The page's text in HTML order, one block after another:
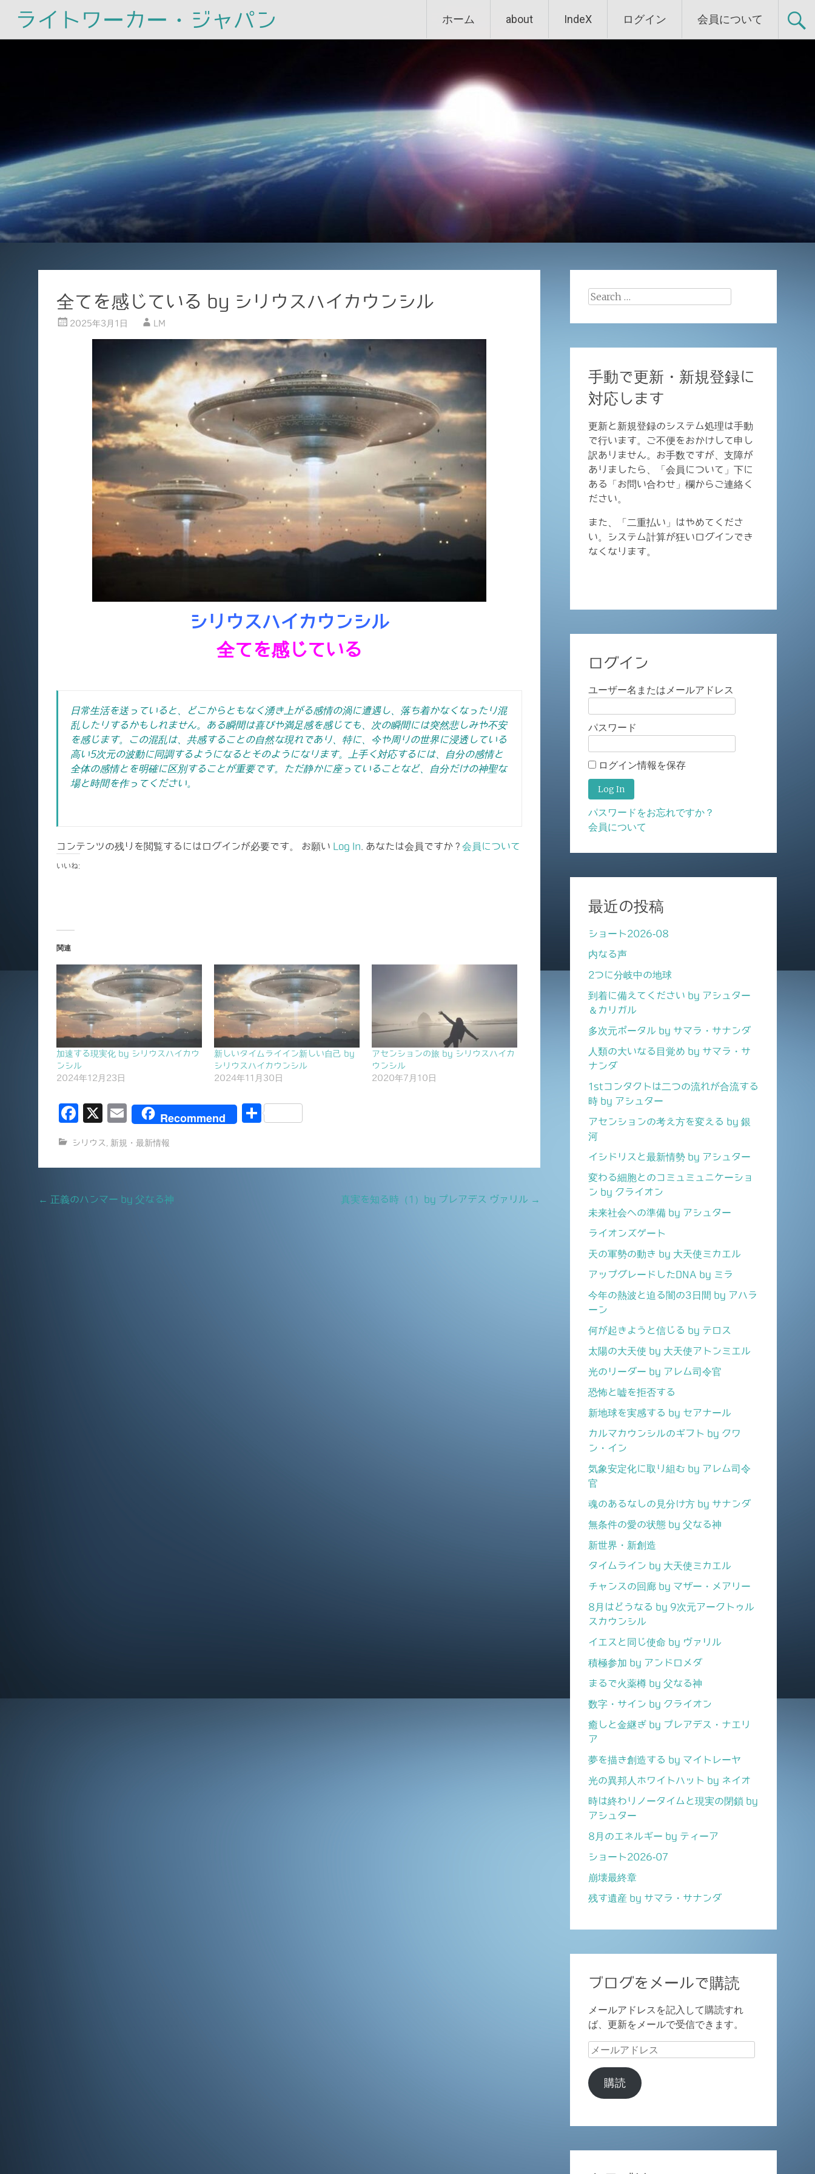
ライトワーカー・ジャパン
to
ホーム about IndeX ログイン 会員について
全てを感じている by シリウスハイカウンシル
2025年3月1日 LM
シリウスハイカウンシル
全てを感じている
日常生活を送っていると、どこからともなく湧き上がる感情の渦に遭遇し、落ち着かなくなったり混
乱したりするかもしれません。ある瞬間は喜びや満足感を感じても、次の瞬間には突然悲しみや不安
を感じます。この混乱は、共感することの自然な現れであり、特に、今や周りの世界に浸透している
高い5次元の波動に同調するようになるとそのようになります。上手く対応するには、自分の感情と
全体の感情とを明確に区別することが重要です。ただ静かに座っていることなど、自分だけの神聖な
場と時間を作ってください。
コンテンツの残りを閲覧するにはログインが必要です。 お願い Log In . あなたは会員ですか ? 会員について
いいね:
関連
加速する現実化 by シリウスハイカウ
ンシル
2024年12月23日
新しいタイムライイン新しい自己 by
シリウスハイカウンシル
2024年11月30日
アセンションの旅 by シリウスハイカ
ウンシル
2020年7月10日
F
c
e
X
E
ai
l
Recommend
共
シリウス 新規・最新情報
Post
← 正義のハンマー by 父なる神 真実を知る時（1）by プレアデス ヴァリル →
Search
手動で更新・新規登録に
対応します
更新と新規登録のシステム処理は手動
で行います。ご不便をおかけして申し
訳ありません。お手数ですが、支障が
ありましたら、「会員について」下に
ある「お問い合わせ」欄からご連絡く
ださい。
また、「二重払い」はやめてくださ
い。システム計算が狂いログインでき
なくなります。
ログイン
ユーザー名またはメールアドレス
パスワード
ログイン情報を保存
パスワードをお忘れですか？
会員について
最近の投稿
ショート2026-08
内なる声
2つに分岐中の地球
到着に備えてください by アシュター
＆カリガル
多次元ポータル by サマラ・サナンダ
人類の大いなる目覚め by サマラ・サ
ナンダ
1stコンタクトは二つの流れが合流する
時 by アシュター
アセンションの考え方を変える by 銀
河
イシドリスと最新情勢 by アシュター
変わる細胞とのコミュミュニケーショ
ン by クライオン
未来社会への準備 by アシュター
ライオンズゲート
天の軍勢の動き by 大天使ミカエル
アップグレードしたDNA by ミラ
今年の熱波と迫る闇の3日間 by アハラ
ーン
何が起きようと信じる by テロス
太陽の大天使 by 大天使アトンミエル
光のリーダー by アレム司令官
恐怖と嘘を拒否する
新地球を実感する by セアナール
カルマカウンシルのギフト by クワ
ン・イン
気象安定化に取り組む by アレム司令
官
魂のあるなしの見分け方 by サナンダ
無条件の愛の状態 by 父なる神
新世界・新創造
タイムライン by 大天使ミカエル
チャンスの回廊 by マザー・メアリー
8月はどうなる by 9次元アークトゥル
スカウンシル
イエスと同じ使命 by ヴァリル
積極参加 by アンドロメダ
まるで火薬樽 by 父なる神
数字・サイン by クライオン
癒しと金継ぎ by プレアデス・ナエリ
ア
夢を描き創造する by マイトレーヤ
光の異邦人ホワイトハット by ネイオ
時は終わりノータイムと現実の閉鎖 by
アシュター
8月のエネルギー by ティーア
ショート2026-07
崩壊最終章
残す遺産 by サマラ・サナンダ
ブログをメールで購読
メールアドレスを記入して購読すれ
ば、更新をメールで受信できます。
メ
ル
ア
購読